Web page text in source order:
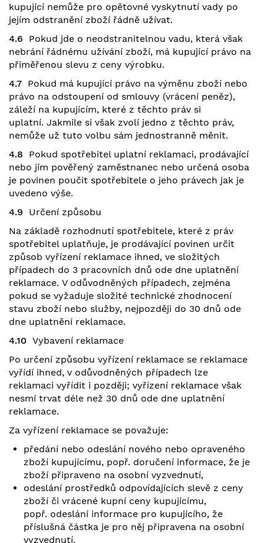
kupující nemůže pro opětovné vyskytnutí vady po
jejím odstranění zboží řádně užívat.
4.6 Pokud jde o neodstranitelnou vadu, která však
nebrání řádnému užívání zboží, má kupující právo na
přiměřenou slevu z ceny výrobku.
4.7 Pokud má kupující právo na výměnu zboží nebo
právo na odstoupení od smlouvy (vrácení peněz),
záleží na kupujícím, které z těchto práv si
uplatní. Jakmile si však zvolí jedno z těchto práv,
nemůže už tuto volbu sám jednostranně měnit.
4.8 Pokud spotřebitel uplatní reklamaci, prodávající
nebo jím pověřený zaměstnanec nebo určená osoba
je povinen poučit spotřebitele o jeho právech jak je
uvedeno výše.
4.9 Určení způsobu
Na základě rozhodnutí spotřebitele, které z práv
spotřebitel uplatňuje, je prodávající povinen určit
způsob vyřízení reklamace ihned, ve složitých
případech do 3 pracovních dnů ode dne uplatnění
reklamace. V odůvodněných případech, zejména
pokud se vyžaduje složité technické zhodnocení
stavu zboží nebo služby, nejpozději do 30 dnů ode
dne uplatnění reklamace.
4.10 Vybavení reklamace
Po určení způsobu vyřízení reklamace se reklamace
vyřídí ihned, v odůvodněných případech lze
reklamaci vyřídit i později; vyřízení reklamace však
nesmí trvat déle než 30 dnů ode dne uplatnění
reklamace.
Za vyřízení reklamace se považuje:
předání nebo odeslání nového nebo opraveného
zboží kupujícímu, popř. doručení informace, že je
zboží připraveno na osobní vyzvednutí,
odeslání prostředků odpovídajících slevě z ceny
zboží či vrácené kupní ceny kupujícímu,
popř. odeslání informace pro kupujícího, že
příslušná částka je pro něj připravena na osobní
vyzvednutí.